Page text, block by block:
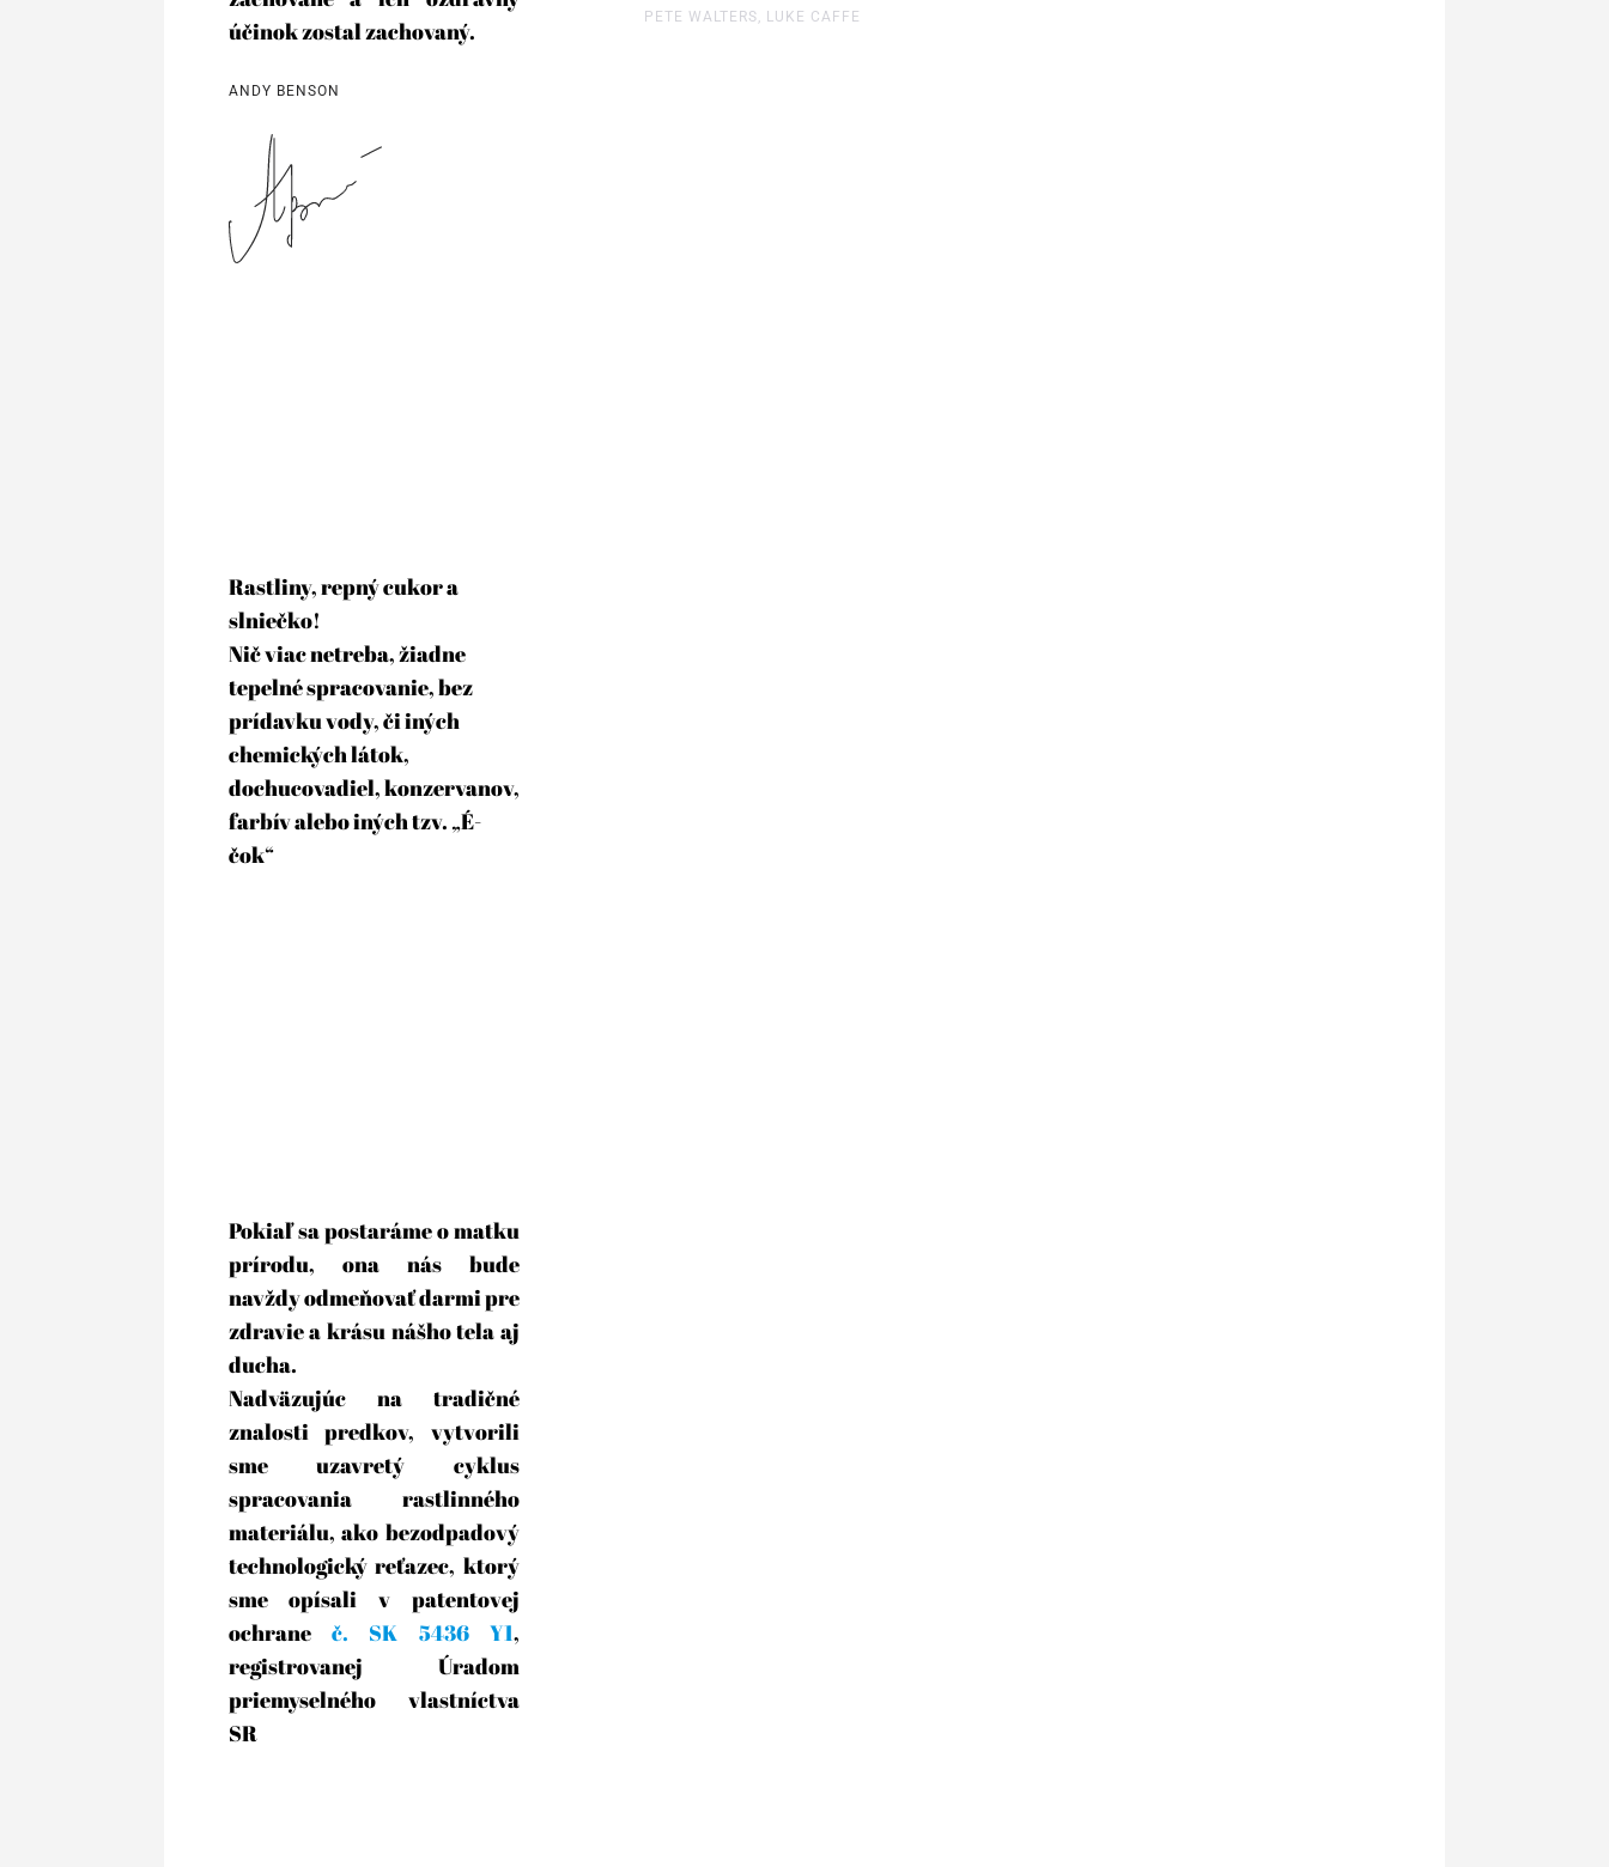
účinok zostal zachovaný.
ANDY BENSON
Rastliny, repný cukor a
slniečko!
Nič viac netreba, žiadne
tepelné spracovanie, bez
prídavku vody, či iných
chemických látok,
dochucovadiel, konzervanov,
farbív alebo iných tzv. „É-
čok“
Pokiaľ sa postaráme o matku
prírodu, ona nás bude
navždy odmeňovať darmi pre
zdravie a krásu nášho tela aj
ducha.
Nadväzujúc na tradičné
znalosti predkov, vytvorili
sme uzavretý cyklus
spracovania rastlinného
materiálu, ako bezodpadový
technologický reťazec, ktorý
sme opísali v patentovej
ochrane č. SK 5436 Y1,
registrovanej Úradom
priemyselného vlastníctva
SR
PETE WALTERS, LUKE CAFFE